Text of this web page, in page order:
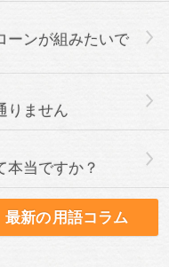
ーンが組みたいで
りません
本当ですか？
最新の用語コラム